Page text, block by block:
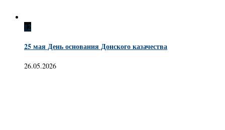
12
25 мая День основания Донского казачества
26.05.2026